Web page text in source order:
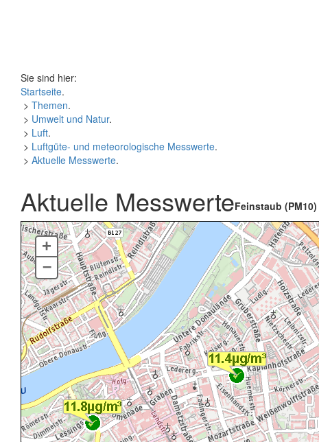
Sie sind hier:
Startseite.
> Themen.
> Umwelt und Natur.
> Luft.
> Luftgüte- und meteorologische Messwerte.
> Aktuelle Messwerte.
Aktuelle MesswerteFeinstaub (PM10)
+
–